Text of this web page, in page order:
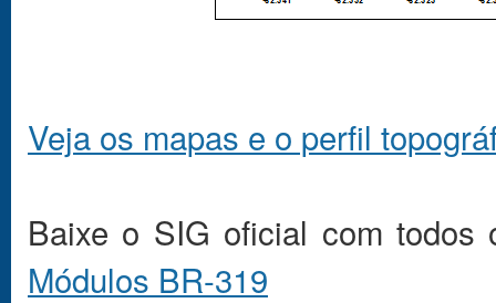
Veja os mapas e o perfil
Baixe o SIG oficial com
Módulos BR-319